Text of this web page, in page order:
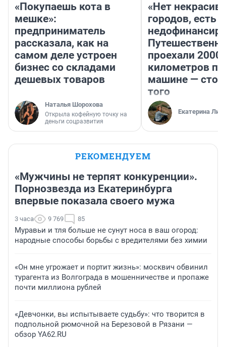
«Покупаешь кота в
мешке»:
предприниматель
рассказала, как на
самом деле устроен
бизнес со складами
дешевых товаров
Наталья Шорохова
Открыла кофейную точку на
деньги соцразвития
«Нет
городов, есть
проехали 2000
километров по
машине —
того
Екатерина
РЕКОМЕНДУЕМ
«Мужчины не терпят конкуренции».
Порнозвезда из Екатеринбурга
впервые показала своего мужа
3 часа 9 769 85
Муравьи и тля больше не сунут носа в ваш огород:
народные способы борьбы с вредителями без химии
«Он мне угрожает и портит жизнь»: москвич обвинил
турагента из Волгограда в мошенничестве и пропаже
почти миллиона рублей
«Девчонки, вы испытываете судьбу»: что творится в
подпольной рюмочной на Березовой в Рязани —
обзор YA62.RU